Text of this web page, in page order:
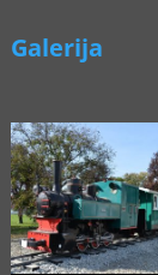
Galerija